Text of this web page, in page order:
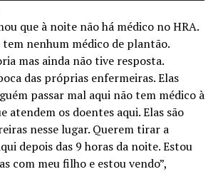
que à noite não há médico no HRA.
tem nenhum médico de plantão.
mas ainda não tive resposta.
das próprias enfermeiras. Elas
passar mal aqui não tem médico à
atendem os doentes aqui. Elas são
nesse lugar. Querem tirar a
depois das 9 horas da noite. Estou
com meu filho e estou vendo”,